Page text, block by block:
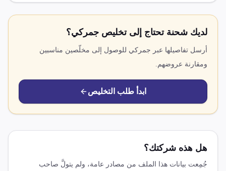
لديك شحنة تحتاج إلى تخليص جمركي؟
أرسل تفاصيلها عبر جمركي للوصول إلى مخلّصين مناسبين
ومقارنة عروضهم.
ابدأ طلب التخليص
هل هذه شركتك؟
جُمِعت بيانات هذا الملف من مصادر عامة، ولم يتولَّ صاحب